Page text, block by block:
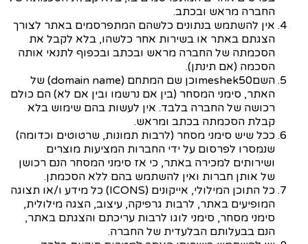
החברה מראש ובכתב.
אין להשתמש בנתונים כלשהם המתפרסמים באתר לצורך
הצגתם באתר או בשירות אחר כלשהו, בלא לקבל את
הסכמתה של החברה מראש ובכתב ובכפוף לתנאי אותה
הסכמה (אם תינתן).
השםmeshek50וכן שם המתחם (domain name) של
האתר, סימני המסחר (בין אם נרשמו ובין אם לא) הם כולם
רכושה של החברה בלבד. אין לעשות בהם שימוש בלא
קבלת הסכמתה בכתב ומראש.
ככל שיש סימני מסחר (לרבות תמונות, שרטוטים וכדומה)
שנמסרו לפרסום על ידי החברות המציעות מוצרים
ושירותים למכירה באתר, כי אז סימני המסחר הנם רכושן
של אותן חברות ואין להשתמש בהם ללא הסכמתן.
כל התוכן המילולי, אייקונים (ICONS) כל מידע ו/או תצוגה
המופיעים באתר, לרבות גרפיקה, עיצוב, הצגה מילולית,
סימני מסחר, סימני לוגו לרבות עריכתם והצגתם באתר,
הנם בבעלותם הבלעדית של החברה.